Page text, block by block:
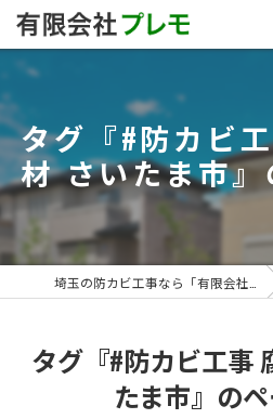
タグ『#防カビ
材 さいたま市
タグ『#防カビ工事
たま市』の